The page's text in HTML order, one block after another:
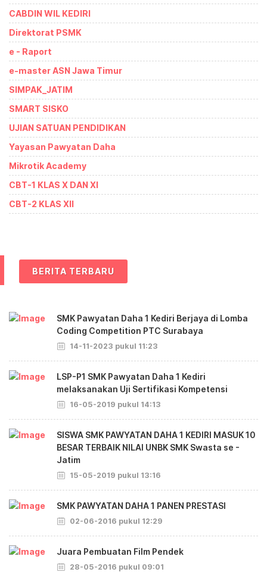
CABDIN WIL KEDIRI
Direktorat PSMK
e - Raport
e-master ASN Jawa Timur
SIMPAK_JATIM
SMART SISKO
UJIAN SATUAN PENDIDIKAN
Yayasan Pawyatan Daha
Mikrotik Academy
CBT-1 KLAS X DAN XI
CBT-2 KLAS XII
BERITA TERBARU
SMK Pawyatan Daha 1 Kediri Berjaya di Lomba
Coding Competition PTC Surabaya
14-11-2023 pukul 11:23
LSP-P1 SMK Pawyatan Daha 1 Kediri
melaksanakan Uji Sertifikasi Kompetensi
16-05-2019 pukul 14:13
SISWA SMK PAWYATAN DAHA 1 KEDIRI MASUK 10
BESAR TERBAIK NILAI UNBK SMK Swasta se -
Jatim
15-05-2019 pukul 13:16
SMK PAWYATAN DAHA 1 PANEN PRESTASI
02-06-2016 pukul 12:29
Juara Pembuatan Film Pendek
28-05-2016 pukul 09:01